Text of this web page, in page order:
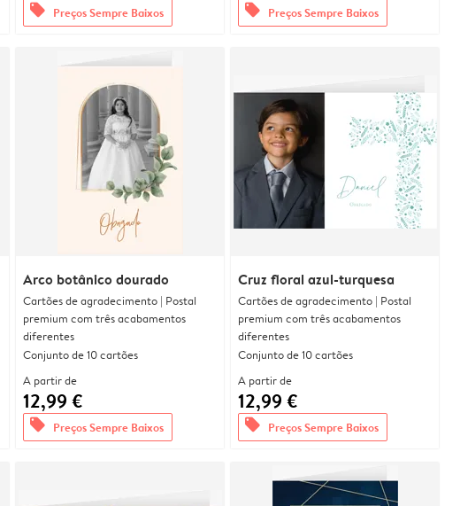
offers Preços Sempre Baixos offers Preços Sempre Baixos
Arco botânico dourado
Cartões de agradecimento | Postal
premium com três acabamentos
diferentes
Conjunto de 10 cartões
A partir de
12,99 €
offers Preços Sempre Baixos
Cruz floral azul-turquesa
Cartões de agradecimento | Postal
premium com três acabamentos
diferentes
Conjunto de 10 cartões
A partir de
12,99 €
offers Preços Sempre Baixos